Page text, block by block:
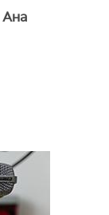
Ана